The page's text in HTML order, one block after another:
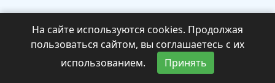
На сайте используются cookies. Продолжая
пользоваться сайтом, вы соглашаетесь с их
использованием.
Принять